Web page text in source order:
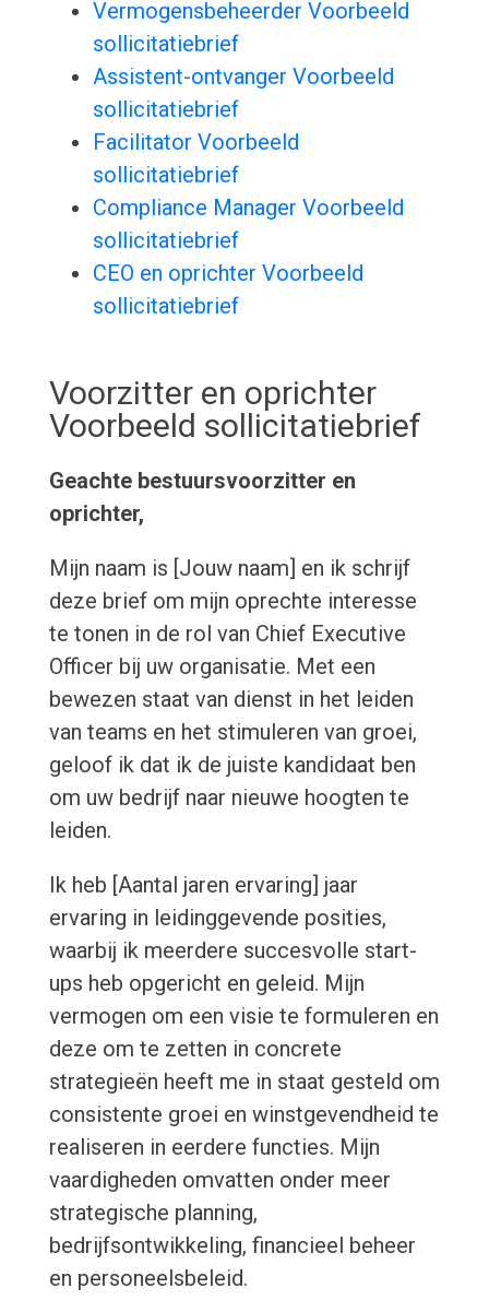
Vermogensbeheerder Voorbeeld
sollicitatiebrief
Assistent-ontvanger Voorbeeld
sollicitatiebrief
Facilitator Voorbeeld
sollicitatiebrief
Compliance Manager Voorbeeld
sollicitatiebrief
CEO en oprichter Voorbeeld
sollicitatiebrief
Voorzitter en oprichter
Voorbeeld sollicitatiebrief
Geachte bestuursvoorzitter en
oprichter,
Mijn naam is [Jouw naam] en ik schrijf
deze brief om mijn oprechte interesse
te tonen in de rol van Chief Executive
Officer bij uw organisatie. Met een
bewezen staat van dienst in het leiden
van teams en het stimuleren van groei,
geloof ik dat ik de juiste kandidaat ben
om uw bedrijf naar nieuwe hoogten te
leiden.
Ik heb [Aantal jaren ervaring] jaar
ervaring in leidinggevende posities,
waarbij ik meerdere succesvolle start-
ups heb opgericht en geleid. Mijn
vermogen om een visie te formuleren en
deze om te zetten in concrete
strategieën heeft me in staat gesteld om
consistente groei en winstgevendheid te
realiseren in eerdere functies. Mijn
vaardigheden omvatten onder meer
strategische planning,
bedrijfsontwikkeling, financieel beheer
en personeelsbeleid.